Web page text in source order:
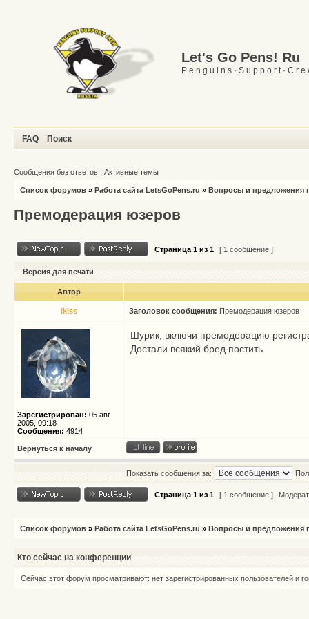
Let's Go Pens! Ru
P e n g u i n s · S u p p o r t · C r e
FAQ Поиск
Сообщения без ответов | Активные темы
Список форумов » Работа сайта LetsGoPens.ru » Вопросы и предложения
Премодерация юзеров
Страница 1 из 1 [ 1 сообщение ]
Версия для печати
Автор
ikiss Заголовок сообщения: Премодерация юзеров
Зарегистрирован: 05 авг
2005, 09:18
Сообщения: 4914
Шурик, включи премодерацию
Достали всякий бред постить.
Вернуться к началу
Показать сообщения за:
Страница 1 из 1 [ 1 сообщение ]
Список форумов » Работа сайта LetsGoPens.ru » Вопросы и предложения
Кто сейчас на конференции
Сейчас этот форум просматривают: нет зарегистрированных пользователей и